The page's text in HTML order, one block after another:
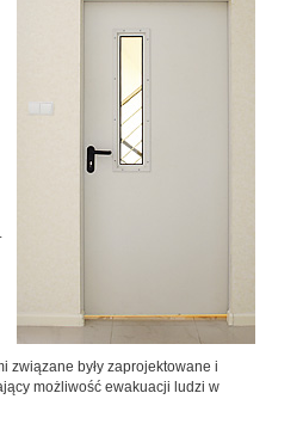
związane były zaprojektowane i
możliwość ewakuacji ludzi w